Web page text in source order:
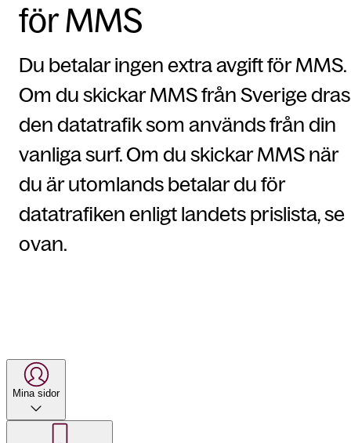
för MMS
Du betalar ingen extra avgift för MMS.
Om du skickar MMS från Sverige dras
den datatrafik som används från din
vanliga surf. Om du skickar MMS när
du är utomlands betalar du för
datatrafiken enligt landets prislista, se
ovan.
Mina sidor